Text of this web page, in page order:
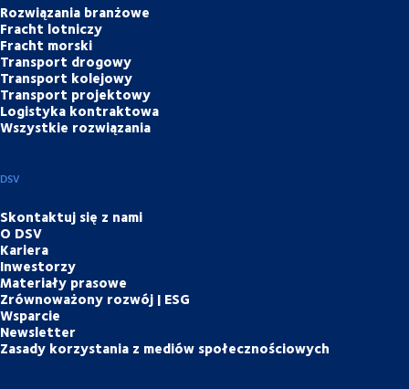
Rozwiązania branżowe
Fracht lotniczy
Fracht morski
Transport drogowy
Transport kolejowy
Transport projektowy
Logistyka kontraktowa
Wszystkie rozwiązania
DSV
Skontaktuj się z nami
O DSV
Kariera
Inwestorzy
Materiały prasowe
Zrównoważony rozwój | ESG
Wsparcie
Newsletter
Zasady korzystania z mediów społecznościowych